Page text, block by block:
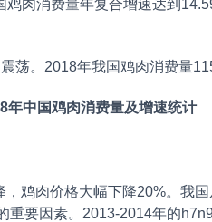
消费量年复合增速达到
。2018年我国鸡肉消费量
年中国鸡肉消费量及增速统计
肉价格大幅下降20%。我
要因素。2013-2014年的